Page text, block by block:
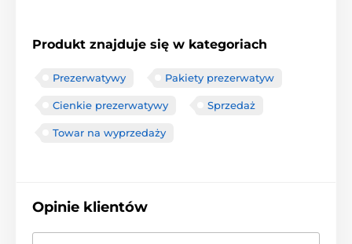
Produkt znajduje się w kategoriach
Prezerwatywy Pakiety prezerwatyw
Cienkie prezerwatywy Sprzedaż
Towar na wyprzedaży
Opinie klientów